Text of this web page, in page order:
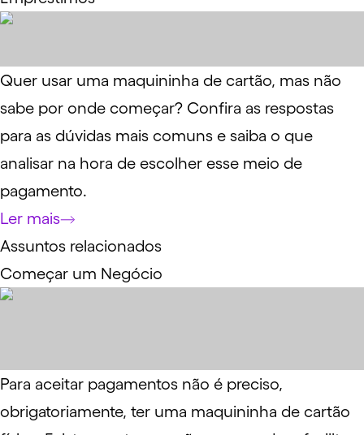
Quer usar uma maquininha de cartão, mas não
sabe por onde começar? Confira as respostas
para as dúvidas mais comuns e saiba o que
analisar na hora de escolher esse meio de
pagamento.
Ler mais
Assuntos relacionados
Começar um Negócio
Para aceitar pagamentos não é preciso,
obrigatoriamente, ter uma maquininha de cartão